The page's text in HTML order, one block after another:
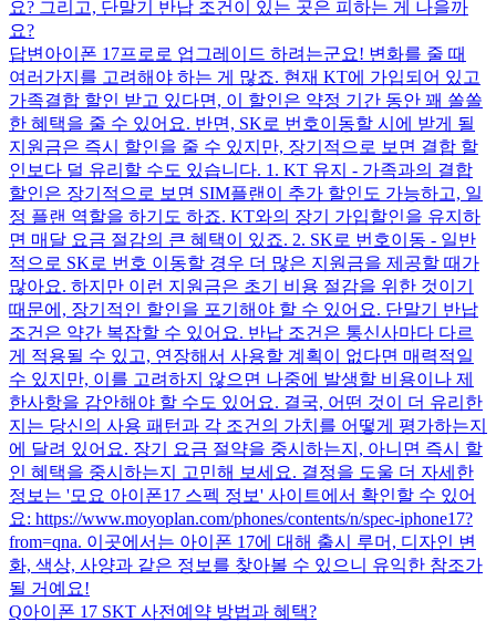
요? 그리고, 단말기 반납 조건이 있는 곳은 피하는 게 나을까
요?
답변 아이폰 17프로로 업그레이드 하려는군요! 변화를 줄 때
여러가지를 고려해야 하는 게 많죠. 현재 KT에 가입되어 있고
가족결합 할인 받고 있다면, 이 할인은 약정 기간 동안 꽤 쏠쏠
한 혜택을 줄 수 있어요. 반면, SK로 번호이동할 시에 받게 될
지원금은 즉시 할인을 줄 수 있지만, 장기적으로 보면 결합 할
인보다 덜 유리할 수도 있습니다. 1. KT 유지 - 가족과의 결합
할인은 장기적으로 보면 SIM플랜이 추가 할인도 가능하고, 일
정 플랜 역할을 하기도 하죠. KT와의 장기 가입할인을 유지하
면 매달 요금 절감의 큰 혜택이 있죠. 2. SK로 번호이동 - 일반
적으로 SK로 번호 이동할 경우 더 많은 지원금을 제공할 때가
많아요. 하지만 이런 지원금은 초기 비용 절감을 위한 것이기
때문에, 장기적인 할인을 포기해야 할 수 있어요. 단말기 반납
조건은 약간 복잡할 수 있어요. 반납 조건은 통신사마다 다르
게 적용될 수 있고, 연장해서 사용할 계획이 없다면 매력적일
수 있지만, 이를 고려하지 않으면 나중에 발생할 비용이나 제
한사항을 감안해야 할 수도 있어요. 결국, 어떤 것이 더 유리한
지는 당신의 사용 패턴과 각 조건의 가치를 어떻게 평가하는지
에 달려 있어요. 장기 요금 절약을 중시하는지, 아니면 즉시 할
인 혜택을 중시하는지 고민해 보세요. 결정을 도울 더 자세한
정보는 '모요 아이폰17 스펙 정보' 사이트에서 확인할 수 있어
요: https://www.moyoplan.com/phones/contents/n/spec-iphone17?
from=qna. 이곳에서는 아이폰 17에 대해 출시 루머, 디자인 변
화, 색상, 사양과 같은 정보를 찾아볼 수 있으니 유익한 참조가
될 거예요!
Q아이폰 17 SKT 사전예약 방법과 혜택?